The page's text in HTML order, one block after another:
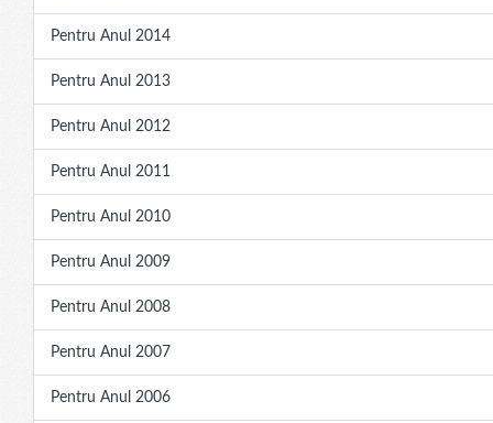
Pentru Anul 2014
Pentru Anul 2013
Pentru Anul 2012
Pentru Anul 2011
Pentru Anul 2010
Pentru Anul 2009
Pentru Anul 2008
Pentru Anul 2007
Pentru Anul 2006